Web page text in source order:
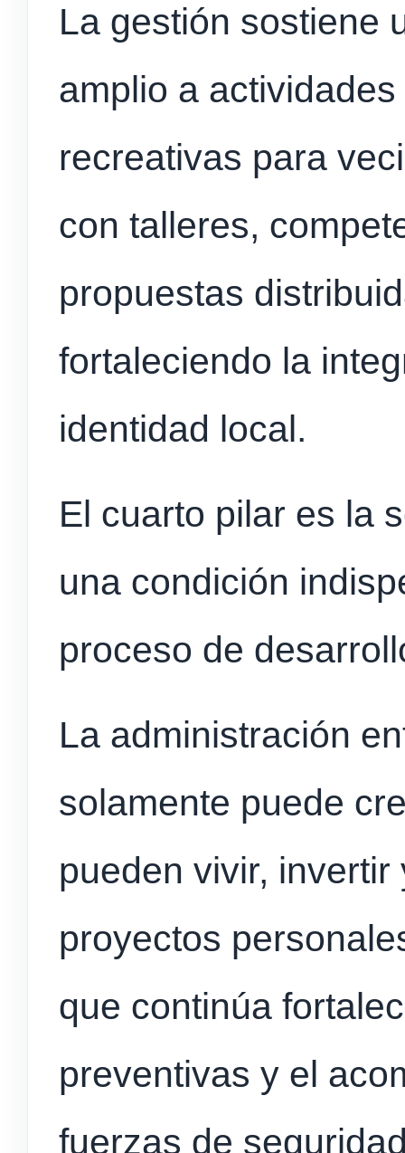
La gestión sostiene
amplio a
recreativas para
con talleres,
propuestas
fortaleciendo la
identidad local.
El cuarto pilar es la
una condición
proceso de
La administración
solamente puede
pueden vivir,
proyectos
que continúa
preventivas y el
fuerzas de